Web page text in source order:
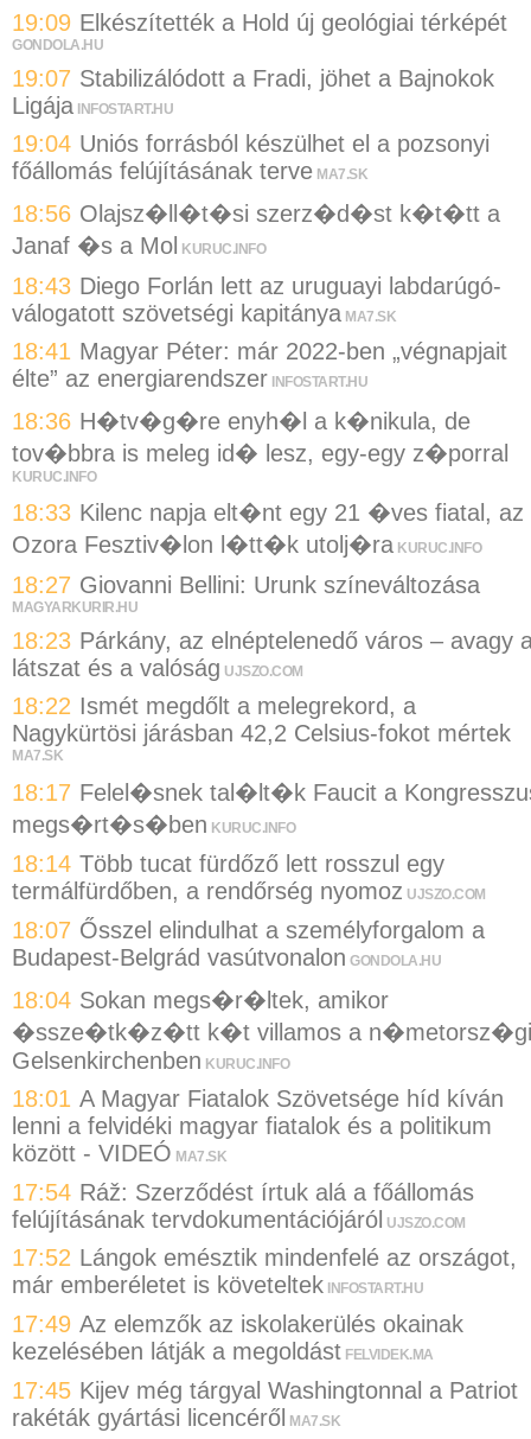
19:09 Elkészítették a Hold új geológiai térképét
GONDOLA.HU
19:07 Stabilizálódott a Fradi, jöhet a Bajnokok
Ligája INFOSTART.HU
19:04 Uniós forrásból készülhet el a pozsonyi
főállomás felújításának terve MA7.SK
18:56 Olajsz�ll�t�si szerz�d�st k�t�tt a
Janaf �s a Mol
KURUC.INFO
18:43 Diego Forlán lett az uruguayi labdarúgó-
válogatott szövetségi kapitánya MA7.SK
18:41 Magyar Péter: már 2022-ben „végnapjait
élte” az energiarendszer INFOSTART.HU
18:36 H�tv�g�re enyh�l a k�nikula, de
tov�bbra is meleg id� lesz, egy-egy z�porral
KURUC.INFO
18:33 Kilenc napja elt�nt egy 21 �ves fiatal, az
Ozora Fesztiv�lon l�tt�k utolj�ra KURUC.INFO
18:27 Giovanni Bellini: Urunk színeváltozása
MAGYARKURIR.HU
18:23 Párkány, az elnéptelenedő város – avagy
látszat és a valóság UJSZO.COM
18:22 Ismét megdőlt a melegrekord, a
Nagykürtösi járásban 42,2 Celsius-fokot mértek
MA7.SK
18:17 Felel�snek tal�lt�k Faucit a
megs�rt�s�ben KURUC.INFO
18:14 Több tucat fürdőző lett rosszul egy
termálfürdőben, a rendőrség nyomoz UJSZO.COM
18:07 Ősszel elindulhat a személyforgalom a
Budapest-Belgrád vasútvonalon GONDOLA.HU
18:04 Sokan megs�r�ltek, amikor
�ssze�tk�z�tt k�t villamos a n�metorsz�gi
Gelsenkirchenben KURUC.INFO
18:01 A Magyar Fiatalok Szövetsége híd kíván
lenni a felvidéki magyar fiatalok és a politikum
között - VIDEÓ MA7.SK
17:54 Ráž: Szerződést írtuk alá a főállomás
felújításának tervdokumentációjáról UJSZO.COM
17:52 Lángok emésztik mindenfelé az országot,
már emberéletet is követeltek INFOSTART.HU
17:49 Az elemzők az iskolakerülés okainak
kezelésében látják a megoldást FELVIDEK.MA
17:45 Kijev még tárgyal Washingtonnal a Patriot
rakéták gyártási licencéről MA7.SK